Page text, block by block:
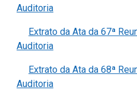
Auditoria
Extrato da Ata da 67ª
Auditoria
Extrato da Ata da 68ª
Auditoria